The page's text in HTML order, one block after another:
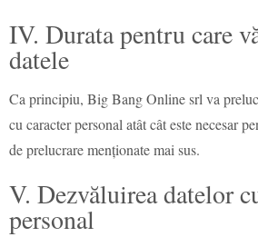
IV. Durata pentru care
datele
Ca principiu, Big Bang Online srl va
cu caracter personal atât cât este necesar
de prelucrare menționate mai sus.
V. Dezvăluirea datelor
personal